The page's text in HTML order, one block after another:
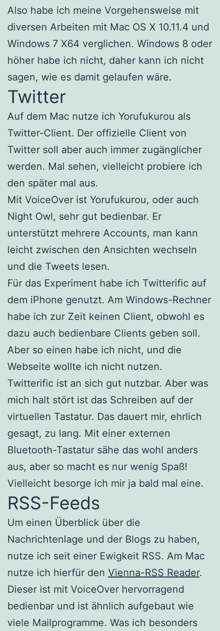
Also habe ich meine Vorgehensweise mit
diversen Arbeiten mit Mac OS X 10.11.4 und
Windows 7 X64 verglichen. Windows 8 oder
höher habe ich nicht, daher kann ich nicht
sagen, wie es damit gelaufen wäre.
Twitter
Auf dem Mac nutze ich Yorufukurou als
Twitter-Client. Der offizielle Client von
Twitter soll aber auch immer zugänglicher
werden. Mal sehen, vielleicht probiere ich
den später mal aus.
Mit VoiceOver ist Yorufukurou, oder auch
Night Owl, sehr gut bedienbar. Er
unterstützt mehrere Accounts, man kann
leicht zwischen den Ansichten wechseln
und die Tweets lesen.
Für das Experiment habe ich Twitterific auf
dem iPhone genutzt. Am Windows-Rechner
habe ich zur Zeit keinen Client, obwohl es
dazu auch bedienbare Clients geben soll.
Aber so einen habe ich nicht, und die
Webseite wollte ich nicht nutzen.
Twitterific ist an sich gut nutzbar. Aber was
mich halt stört ist das Schreiben auf der
virtuellen Tastatur. Das dauert mir, ehrlich
gesagt, zu lang. Mit einer externen
Bluetooth-Tastatur sähe das wohl anders
aus, aber so macht es nur wenig Spaß!
Vielleicht besorge ich mir ja bald mal eine.
RSS-Feeds
Um einen Überblick über die
Nachrichtenlage und der Blogs zu haben,
nutze ich seit einer Ewigkeit RSS. Am Mac
nutze ich hierfür den Vienna-RSS Reader.
Dieser ist mit VoiceOver hervorragend
bedienbar und ist ähnlich aufgebaut wie
viele Mailprogramme. Was ich besonders